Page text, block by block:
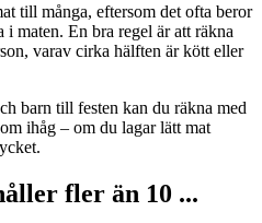
till många, eftersom det ofta beror
i maten. En bra regel är att räkna
varav cirka hälften är kött eller
barn till festen kan du räkna med
ihåg – om du lagar lätt mat
fler än 10 ...